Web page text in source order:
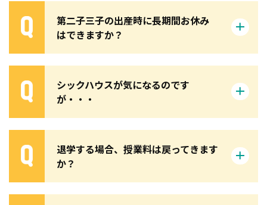
第二子三子の出産時に長期間お休み
はできますか？
シックハウスが気になるのです
が・・・
退学する場合、授業料は戻ってきます
か？